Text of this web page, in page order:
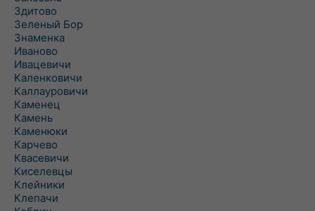
Здитово
Зеленый Бор
Знаменка
Иваново
Ивацевичи
Каленковичи
Каллауровичи
Каменец
Камень
Каменюки
Карчево
Квасевичи
Киселевцы
Клейники
Клепачи